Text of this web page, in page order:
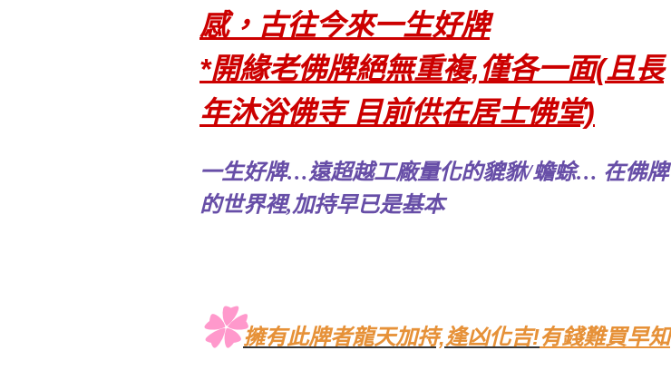
感，古往今來一生好牌
*開緣老佛牌絕無重複,僅各一面(且長
年沐浴佛寺 目前供在居士佛堂)
一生好牌…遠超越工廠量化的貔貅/蟾蜍… 在佛牌
的世界裡,加持早已是基本
✿擁有此牌者龍天加持,逢凶化吉!有錢難買早知